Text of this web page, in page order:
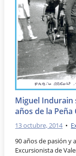
Miguel Indurain
años de la
13 octubre, 2014 •
90 años de pasión y
Excursionista de